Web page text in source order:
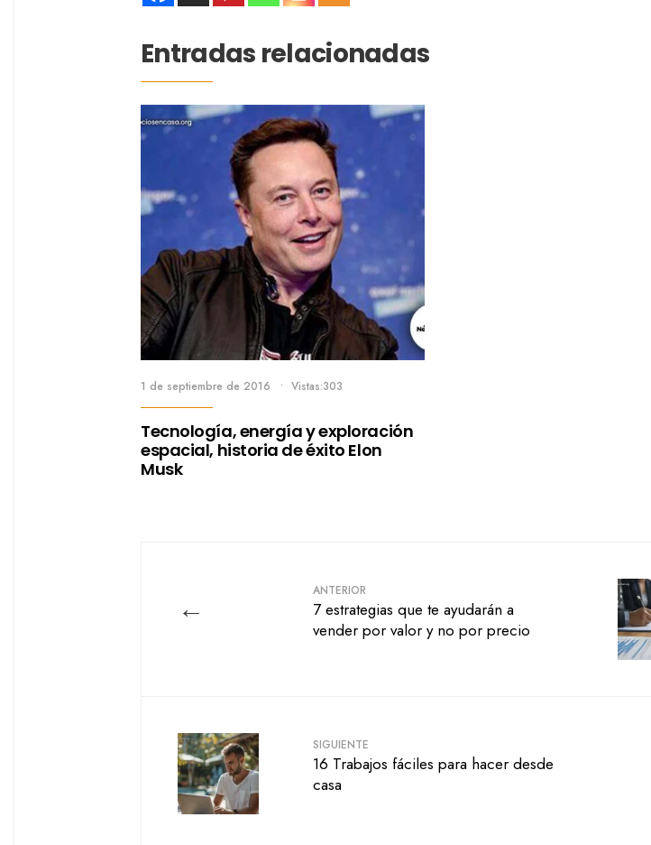
Entradas relacionadas
1 de septiembre de 2016 • Vistas:303
Tecnología, energía y exploración
espacial, historia de éxito Elon
Musk
← ANTERIOR
7 estrategias que te ayudarán a
vender por valor y no por precio
SIGUIENTE
16 Trabajos fáciles para hacer desde
casa